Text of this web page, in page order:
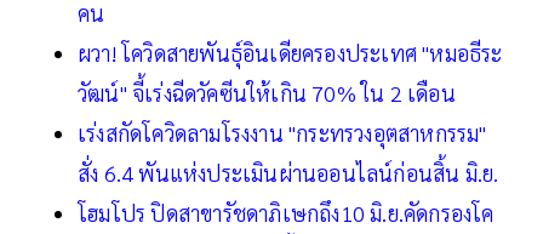
คน
ผวา! โควิดสายพันธุ์อินเดียครองประเทศ "หมอธีระ
วัฒน์" จี้เร่งฉีดวัคซีนให้เกิน 70% ใน 2 เดือน
เร่งสกัดโควิดลามโรงงาน "กระทรวงอุตสาหกรรม"
สั่ง 6.4 พันแห่งประเมินผ่านออนไลน์ก่อนสิ้น มิ.ย.
โฮมโปร ปิดสาขารัชดาภิเษกถึง10 มิ.ย.คัดกรองโค